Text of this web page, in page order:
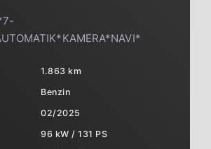
1.863 km
Benzin
02/2025
96 kW / 131 PS